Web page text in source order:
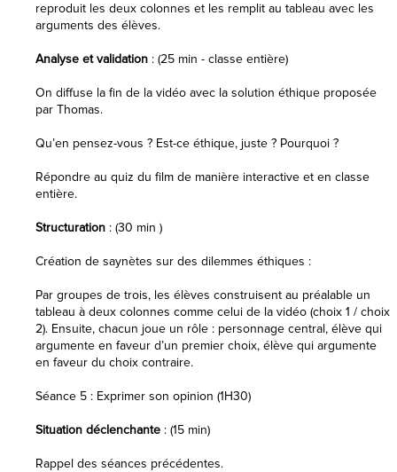
reproduit les deux colonnes et les remplit au tableau avec les
arguments des élèves.
Analyse et validation : (25 min - classe entière)
On diffuse la fin de la vidéo avec la solution éthique proposée
par Thomas.
Qu’en pensez-vous ? Est-ce éthique, juste ? Pourquoi ?
Répondre au quiz du film de manière interactive et en classe
entière.
Structuration : (30 min )
Création de saynètes sur des dilemmes éthiques :
Par groupes de trois, les élèves construisent au préalable un
tableau à deux colonnes comme celui de la vidéo (choix 1 / choix
2). Ensuite, chacun joue un rôle : personnage central, élève qui
argumente en faveur d’un premier choix, élève qui argumente
en faveur du choix contraire.
Séance 5 : Exprimer son opinion (1H30)
Situation déclenchante : (15 min)
Rappel des séances précédentes.